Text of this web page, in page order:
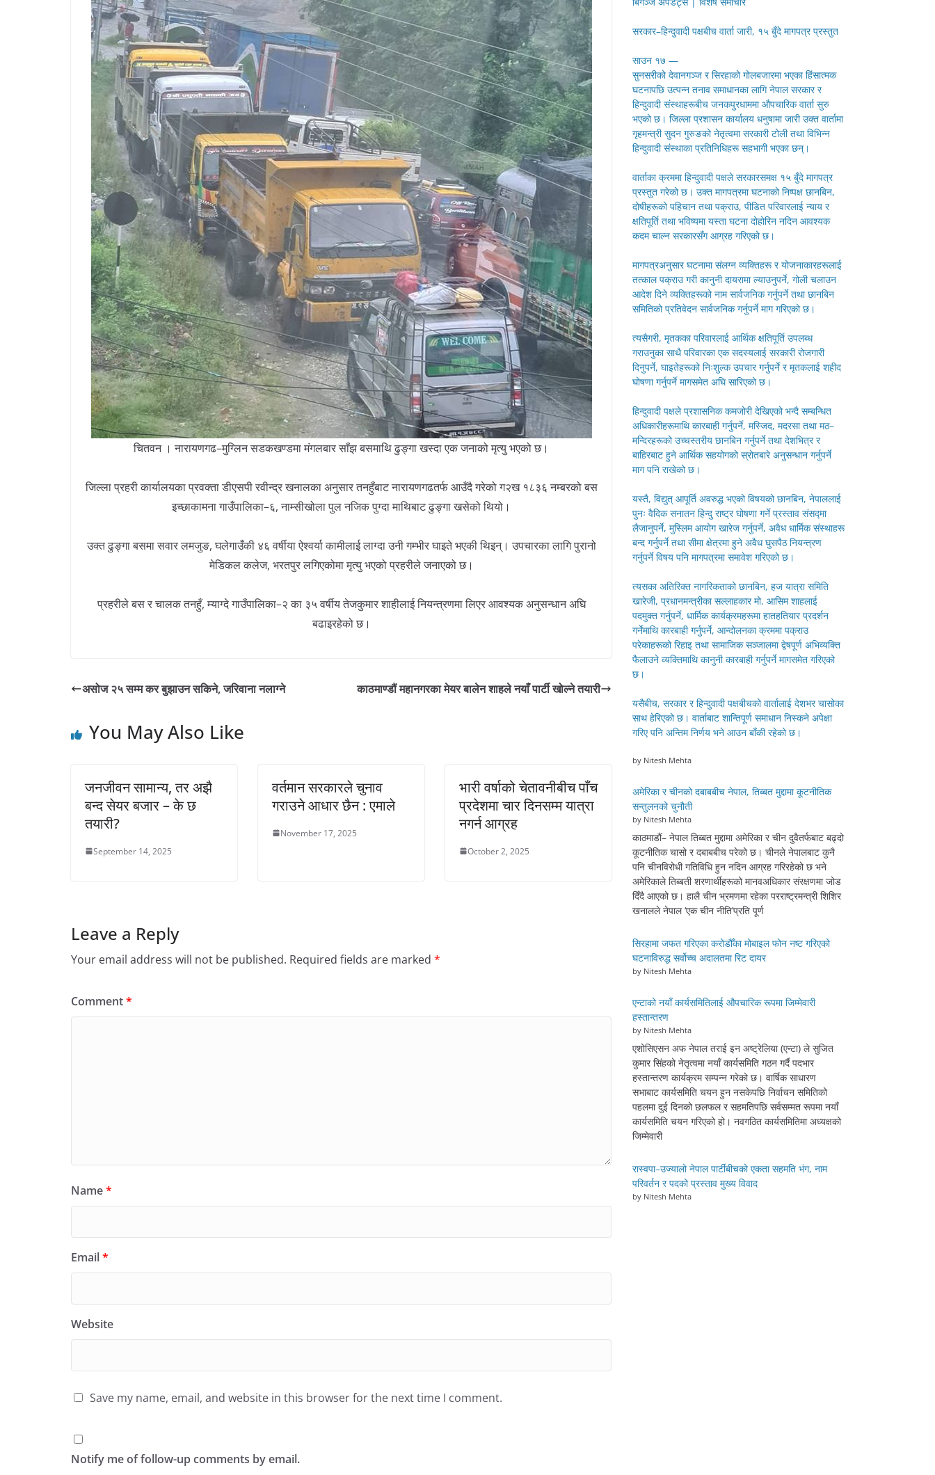
चितवन । नारायणगढ–मुग्लिन सडकखण्डमा मंगलबार साँझ बसमाथि ढुङ्गा खस्दा एक जनाको मृत्यु भएको छ।
जिल्ला प्रहरी कार्यालयका प्रवक्ता डीएसपी रवीन्द्र खनालका अनुसार तनहुँबाट नारायणगढतर्फ आउँदै गरेको ग२ख १८३६ नम्बरको बस
इच्छाकामना गाउँपालिका–६, नाम्सीखोला पुल नजिक पुग्दा माथिबाट ढुङ्गा खसेको थियो।
उक्त ढुङ्गा बसमा सवार लमजुङ, घलेगाउँकी ४६ वर्षीया ऐश्वर्या कामीलाई लाग्दा उनी गम्भीर घाइते भएकी थिइन्। उपचारका लागि पुरानो
मेडिकल कलेज, भरतपुर लगिएकोमा मृत्यु भएको प्रहरीले जनाएको छ।
प्रहरीले बस र चालक तनहुँ, म्याग्दे गाउँपालिका–२ का ३५ वर्षीय तेजकुमार शाहीलाई नियन्त्रणमा लिएर आवश्यक अनुसन्धान अघि
बढाइरहेको छ।
असोज २५ सम्म कर बुझाउन सकिने, जरिवाना नलाग्ने काठमाण्डौं महानगरका मेयर बालेन शाहले नयाँ पार्टी खोल्ने तयारी
You May Also Like
जनजीवन सामान्य, तर अझै
बन्द सेयर बजार – के छ
तयारी?
September 14, 2025
वर्तमान सरकारले चुनाव
गराउने आधार छैन : एमाले
November 17, 2025
भारी वर्षाको चेतावनीबीच पाँच
प्रदेशमा चार दिनसम्म यात्रा
नगर्न आग्रह
October 2, 2025
Leave a Reply
Your email address will not be published. Required fields are marked *
Comment*
Name*
Email*
Website
Save my name, email, and website in this browser for the next time I comment.
Notify me of follow-up comments by email.
सरकार–हिन्दुवादी पक्षबीच वार्ता जारी, १५ बुँदे मागपत्र प्रस्तुत
साउन १७ —
सुनसरीको देवानगञ्ज र सिरहाको गोलबजारमा भएका हिंसात्मक
घटनापछि उत्पन्न तनाव समाधानका लागि नेपाल सरकार र
हिन्दुवादी संस्थाहरूबीच जनकपुरधाममा औपचारिक वार्ता सुरु
भएको छ। जिल्ला प्रशासन कार्यालय धनुषामा जारी उक्त वार्तामा
गृहमन्त्री सुदन गुरुङको नेतृत्वमा सरकारी टोली तथा विभिन्न
हिन्दुवादी संस्थाका प्रतिनिधिहरू सहभागी भएका छन्।
वार्ताका क्रममा हिन्दुवादी पक्षले सरकारसमक्ष १५ बुँदे मागपत्र
प्रस्तुत गरेको छ। उक्त मागपत्रमा घटनाको निष्पक्ष छानबिन,
दोषीहरूको पहिचान तथा पक्राउ, पीडित परिवारलाई न्याय र
क्षतिपूर्ति तथा भविष्यमा यस्ता घटना दोहोरिन नदिन आवश्यक
कदम चाल्न सरकारसँग आग्रह गरिएको छ।
मागपत्रअनुसार घटनामा संलग्न व्यक्तिहरू र योजनाकारहरूलाई
तत्काल पक्राउ गरी कानुनी दायरामा ल्याउनुपर्ने, गोली चलाउन
आदेश दिने व्यक्तिहरूको नाम सार्वजनिक गर्नुपर्ने तथा छानबिन
समितिको प्रतिवेदन सार्वजनिक गर्नुपर्ने माग गरिएको छ।
त्यसैगरी, मृतकका परिवारलाई आर्थिक क्षतिपूर्ति उपलब्ध
गराउनुका साथै परिवारका एक सदस्यलाई सरकारी रोजगारी
दिनुपर्ने, घाइतेहरूको निःशुल्क उपचार गर्नुपर्ने र मृतकलाई शहीद
घोषणा गर्नुपर्ने मागसमेत अघि सारिएको छ।
हिन्दुवादी पक्षले प्रशासनिक कमजोरी देखिएको भन्दै सम्बन्धित
अधिकारीहरूमाथि कारबाही गर्नुपर्ने, मस्जिद, मदरसा तथा मठ–
मन्दिरहरूको उच्चस्तरीय छानबिन गर्नुपर्ने तथा देशभित्र र
बाहिरबाट हुने आर्थिक सहयोगको स्रोतबारे अनुसन्धान गर्नुपर्ने
माग पनि राखेको छ।
यस्तै, विद्युत् आपूर्ति अवरुद्ध भएको विषयको छानबिन, नेपाललाई
पुनः वैदिक सनातन हिन्दु राष्ट्र घोषणा गर्ने प्रस्ताव संसद्मा
लैजानुपर्ने, मुस्लिम आयोग खारेज गर्नुपर्ने, अवैध धार्मिक संस्थाहरू
बन्द गर्नुपर्ने तथा सीमा क्षेत्रमा हुने अवैध घुसपैठ नियन्त्रण
गर्नुपर्ने विषय पनि मागपत्रमा समावेश गरिएको छ।
त्यसका अतिरिक्त नागरिकताको छानबिन, हज यात्रा समिति
खारेजी, प्रधानमन्त्रीका सल्लाहकार मो. आसिम शाहलाई
पदमुक्त गर्नुपर्ने, धार्मिक कार्यक्रमहरूमा हातहतियार प्रदर्शन
गर्नेमाथि कारबाही गर्नुपर्ने, आन्दोलनका क्रममा पक्राउ
परेकाहरूको रिहाइ तथा सामाजिक सञ्जालमा द्वेषपूर्ण अभिव्यक्ति
फैलाउने व्यक्तिमाथि कानुनी कारबाही गर्नुपर्ने मागसमेत गरिएको
छ।
यसैबीच, सरकार र हिन्दुवादी पक्षबीचको वार्तालाई देशभर चासोका
साथ हेरिएको छ। वार्ताबाट शान्तिपूर्ण समाधान निस्कने अपेक्षा
गरिए पनि अन्तिम निर्णय भने आउन बाँकी रहेको छ।
by Nitesh Mehta
अमेरिका र चीनको दबाबबीच नेपाल, तिब्बत मुद्दामा कूटनीतिक
सन्तुलनको चुनौती
by Nitesh Mehta
काठमाडौं– नेपाल तिब्बत मुद्दामा अमेरिका र चीन दुवैतर्फबाट बढ्दो
कूटनीतिक चासो र दबाबबीच परेको छ। चीनले नेपालबाट कुनै
पनि चीनविरोधी गतिविधि हुन नदिन आग्रह गरिरहेको छ भने
अमेरिकाले तिब्बती शरणार्थीहरूको मानवअधिकार संरक्षणमा जोड
दिँदै आएको छ। हालै चीन भ्रमणमा रहेका परराष्ट्रमन्त्री शिशिर
खनालले नेपाल ‘एक चीन नीति’प्रति पूर्ण
सिरहामा जफत गरिएका करोडौँका मोबाइल फोन नष्ट गरिएको
घटनाविरुद्ध सर्वोच्च अदालतमा रिट दायर
by Nitesh Mehta
एन्टाको नयाँ कार्यसमितिलाई औपचारिक रूपमा जिम्मेवारी
हस्तान्तरण
by Nitesh Mehta
एशोसिएसन अफ नेपाल तराई इन अष्ट्रेलिया (एन्टा) ले सुजित
कुमार सिंहको नेतृत्वमा नयाँ कार्यसमिति गठन गर्दै पदभार
हस्तान्तरण कार्यक्रम सम्पन्न गरेको छ। वार्षिक साधारण
सभाबाट कार्यसमिति चयन हुन नसकेपछि निर्वाचन समितिको
पहलमा दुई दिनको छलफल र सहमतिपछि सर्वसम्मत रूपमा नयाँ
कार्यसमिति चयन गरिएको हो। नवगठित कार्यसमितिमा अध्यक्षको
जिम्मेवारी
रास्वपा–उज्यालो नेपाल पार्टीबीचको एकता सहमति भंग, नाम
परिवर्तन र पदको प्रस्ताव मुख्य विवाद
by Nitesh Mehta